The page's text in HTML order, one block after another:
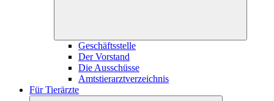
Geschäftsstelle
Der Vorstand
Die Ausschüsse
Amtstierarztverzeichnis
Für Tierärzte